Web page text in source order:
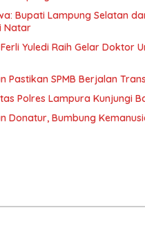
Bupati Lampung Selatan
Natar
Yuledi Raih Gelar Doktor
Pastikan SPMB Berjalan
Polres Lampura Kunjungi
Donatur, Bumbung